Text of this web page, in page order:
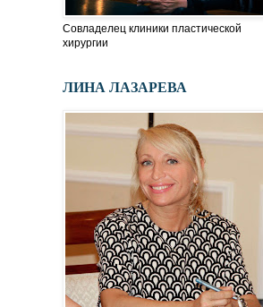
Совладелец клиники пластической
хирургии
ЛИНА ЛАЗАРЕВА